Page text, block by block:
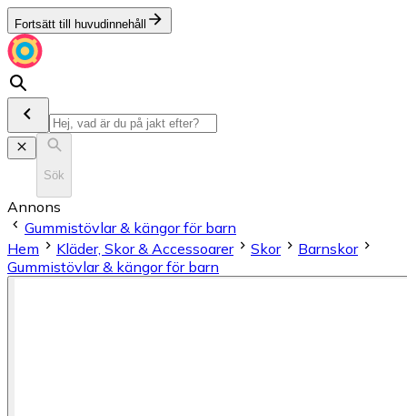
Fortsätt till huvudinnehåll
Sök
Annons
Gummistövlar & kängor för barn
Hem
Kläder, Skor & Accessoarer Skor
Barnskor
Gummistövlar & kängor för barn